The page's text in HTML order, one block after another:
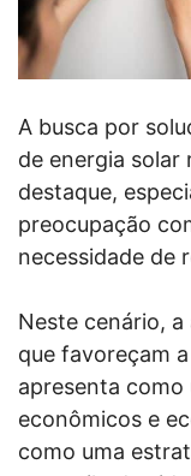
A busca por
de energia solar
destaque,
preocupação
necessidade de
Neste cenário,
que favoreçam
apresenta como
econômicos e
como uma